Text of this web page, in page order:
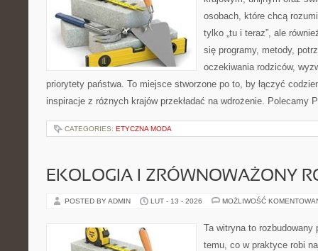
osobach, które chcą
tylko „tu i teraz”, ale
się programy, metody,
oczekiwania rodziców,
priorytety państwa. To miejsce stworzone po to, by łączyć
inspiracje z różnych krajów przekładać na wdrożenie. Polecamy
CATEGORIES: ETYCZNA MODA
EKOLOGIA I ZRÓWNOWAŻONY
POSTED BY ADMIN LUT - 13 - 2026 MOŻLIWOŚĆ
Ta witryna to rozbudowany
temu, co w praktyce robi